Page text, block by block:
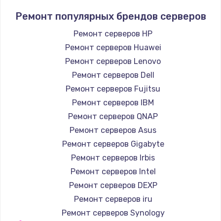
Ремонт популярных брендов серверов
Ремонт серверов HP
Ремонт серверов Huawei
Ремонт серверов Lenovo
Ремонт серверов Dell
Ремонт серверов Fujitsu
Ремонт серверов IBM
Ремонт серверов QNAP
Ремонт серверов Asus
Ремонт серверов Gigabyte
Ремонт серверов Irbis
Ремонт серверов Intel
Ремонт серверов DEXP
Ремонт серверов iru
Ремонт серверов Synology